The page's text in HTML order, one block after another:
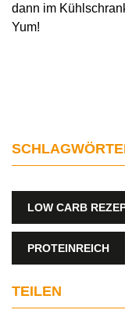
dann im
Yum!
LOW CARB
PROTEINREICH
TEILEN